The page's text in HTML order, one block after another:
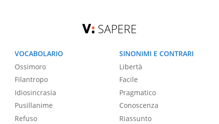
SAPERE
VOCABOLARIO
Ossimoro
Filantropo
Idiosincrasia
Pusillanime
Refuso
SINONIMI E CONTRARI
Libertà
Facile
Pragmatico
Conoscenza
Riassunto